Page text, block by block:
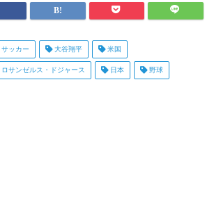
サッカー 大谷翔平 米国
ロサンゼルス・ドジャース 日本 野球